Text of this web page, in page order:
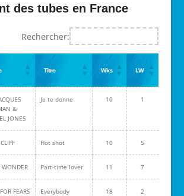
des tubes en France
Rechercher:
Titre Wks LW
&
JONES
Je te donne 10 1
Hot shot 10 5
WONDER Part-time lover 11 7
FEARS
Everybody
18 2